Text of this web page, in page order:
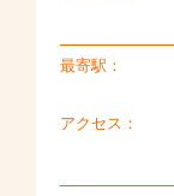
最寄駅：
アクセス：